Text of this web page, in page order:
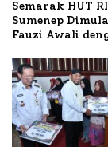
Semarak HUT
Sumenep
Fauzi Awali
Terbakar